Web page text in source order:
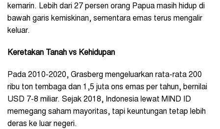
kemarin. Lebih dari 27 persen orang Papua masih hidup di
bawah garis kemiskinan, sementara emas terus mengalir
keluar.
Keretakan Tanah vs Kehidupan
Pada 2010-2020, Grasberg mengeluarkan rata-rata 200
ribu ton tembaga dan 1,5 juta ons emas per tahun, bernilai
USD 7-8 miliar. Sejak 2018, Indonesia lewat MIND ID
memegang saham mayoritas, tapi keuntungan tetap lebih
deras ke luar negeri.